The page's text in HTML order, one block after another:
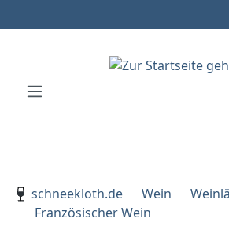
Zur Hauptnavigation springen
schneekloth.de
Wein
Französischer Wein